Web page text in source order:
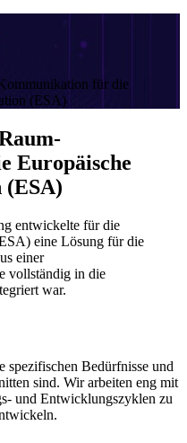
für die
(ESA)
Europäische
(ESA)
entwickelte für die
eine Lösung für die
einer
vollständig in die
war.
Bedürfnisse und
sind. Wir arbeiten eng mit
und Entwicklungszyklen zu